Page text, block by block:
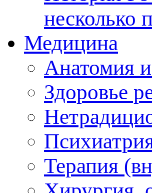
несколько
Медицина
Анатомия
Здоровье
Терапия